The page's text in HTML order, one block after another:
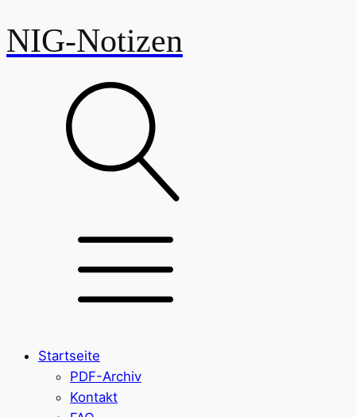
NIG-Notizen
Startseite
PDF-Archiv
Kontakt